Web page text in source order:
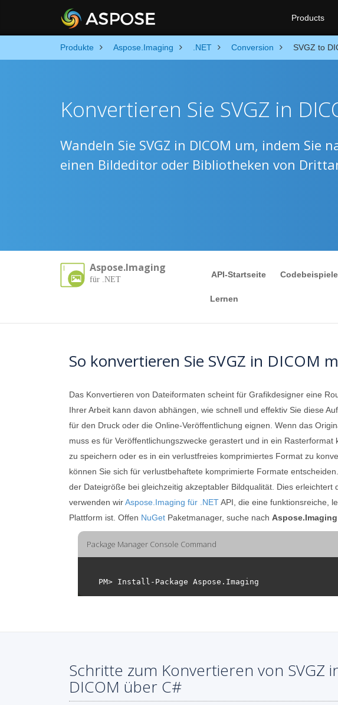
Products
Produkte Aspose.Imaging .NET Conversion SVGZ to
Konvertieren Sie SVGZ in
Wandeln Sie SVGZ in DICOM um, indem Sie
einen Bildeditor oder Bibliotheken von
Aspose.Imaging
für .NET
API-Startseite Codebeispiele
Lernen
So konvertieren Sie SVGZ in DICOM
Das Konvertieren von Dateiformaten scheint für Grafikdesigner eine
Ihrer Arbeit kann davon abhängen, wie schnell und effektiv Sie diese
für den Druck oder die Online-Veröffentlichung eignen. Wenn das
muss es für Veröffentlichungszwecke gerastert und in ein
zu speichern oder es in ein verlustfreies komprimiertes Format zu
können Sie sich für verlustbehaftete komprimierte Formate
der Dateigröße bei gleichzeitig akzeptabler Bildqualität. Dies
verwenden wirAspose.Imaging für .NETAPI, die eine funktionsreiche,
Plattform ist. Offen NuGet Paketmanager, suche nach Aspose.Imaging
Package Manager Console Command
Schritte zum Konvertieren von SVGZ
DICOM über C#